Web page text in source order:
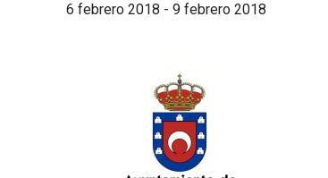
6 febrero 2018 -9 febrero 2018